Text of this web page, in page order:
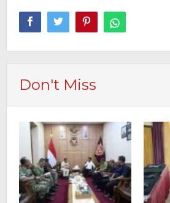
Don't Miss